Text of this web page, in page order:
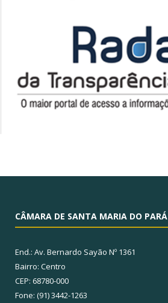
CÂMARA DE SANTA MARIA DO PARÁ
End.: Av. Bernardo Sayão Nº 1361
Bairro: Centro
CEP: 68780-000
Fone: (91) 3442-1263